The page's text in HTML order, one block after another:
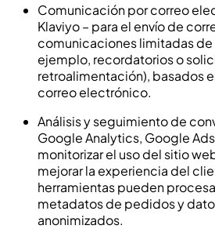
Comunicación por correo
Klaviyo – para el envío de
comunicaciones limitadas
ejemplo, recordatorios o
retroalimentación), basados
correo electrónico.
Análisis y seguimiento de
Google Analytics, Google
monitorizar el uso del sitio
mejorar la experiencia del
herramientas pueden
metadatos de pedidos y
anonimizados.